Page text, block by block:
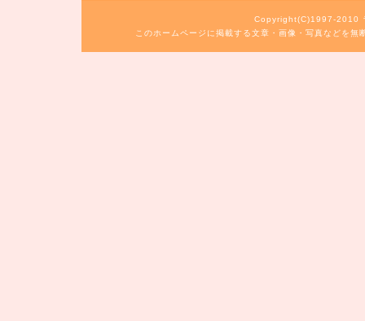
Copyright(C)1997-2010
このホームページに掲載する文章・画像・写真などを